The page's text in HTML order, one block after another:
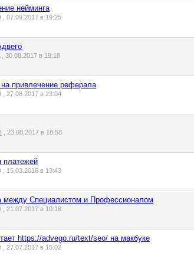
нейминга
, 07.09.2017 в 19:25
, 30.08.2017 в 19:18
привлечение реферала
, 27.08.2017 в 23:04
, 23.08.2017 в 18:58
платежей
, 15.03.2016 в 13:43
между Специалистом и Профессионалом
, 21.07.2017 в 10:18
https://advego.ru/text/seo/ на макбуке
, 27.07.2017 в 15:02